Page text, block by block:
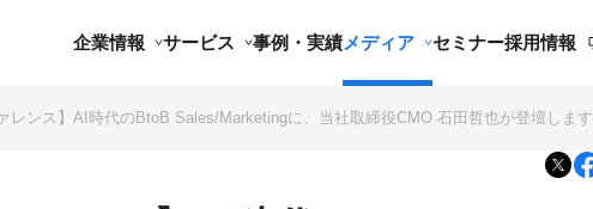
企業情報 サービス 事例・実績メディア セミナー採用情報
レンス】AI時代のBtoB Sales/Marketingに、当社取締役CMO 石田哲也が登壇しま